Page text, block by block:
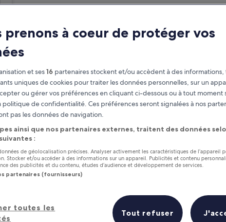
Gagnez des récompenses pour
chaque nuit séjournée
7 août - 9 août
un coup d’œil
prenons à coeur de protéger vos
et ses16 partenaires stockent et/ou accèdent à des informations,
uniques de cookies pour traiter les données personnelles, sur un
ou gérer vos préférences en cliquant ci-dessous ou à tout moment
politique de confidentialité. Ces préférences seront signalées à nos
pas les données de navigation.
ainsi que nos partenaires externes, traitent des données
:
de géolocalisation précises. Analyser activement les caractéristiques de l’appareil
Stocker et/ou accéder à des informations sur un appareil. Publicités et contenu
des publicités et du contenu, études d’audience et développement de services.
partenaires (fournisseurs)
toutes les
Tout refuser